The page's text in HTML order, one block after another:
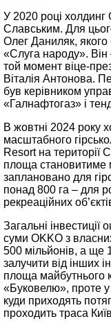
У 2020 році
Славським. Для
Олег Даниляк, якого
«Слуга народу».
той момент віце-
Віталія Антонова.
був керівником
«Галнафтогаз» і
В жовтні 2024 року
масштабного
Resort на території
площа становитиме
заплановано для
понад 800 га – для
рекреаційних
Загальні інвестиції
суми OKKO з
500 мільйонів, а ще
залучити від інших
площа майбутнього
«Буковелю», проте у
куди приходять
проходить траса